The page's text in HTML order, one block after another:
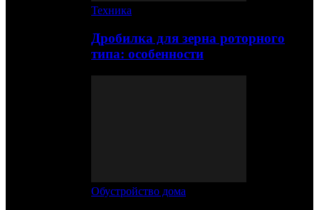
Техника
Дробилка для зерна роторного
типа: особенности
Обустройство дома